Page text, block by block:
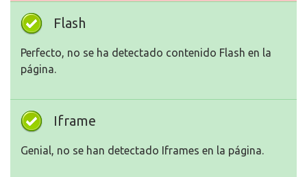
Flash
Perfecto, no se ha detectado contenido Flash en la
página.
Iframe
Genial, no se han detectado Iframes en la página.